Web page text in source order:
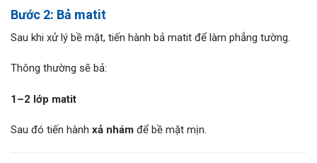
Bước 2: Bả matit
Sau khi xử lý bề mặt, tiến hành bả matit để làm phẳng tường.
Thông thường sẽ bả:
1–2 lớp matit
Sau đó tiến hành xả nhám để bề mặt mịn.